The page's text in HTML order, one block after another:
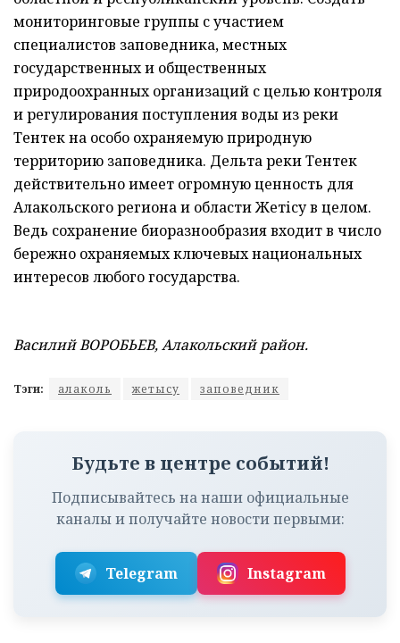
мониторинговые группы с участием
специалистов заповедника, местных
государственных и общественных
природоохранных организаций с целью контроля
и регулирования поступления воды из реки
Тентек на особо охраняемую природную
территорию заповедника. Дельта реки Тентек
действительно имеет огромную ценность для
Алакольского региона и области Жетісу в целом.
Ведь сохранение биоразнообразия входит в число
бережно охраняемых ключевых национальных
интересов любого государства.
Василий ВОРОБЬЕВ, Алакольский район.
Тэги: алаколь жетысу заповедник
Будьте в центре событий!
Подписывайтесь на наши официальные
каналы и получайте новости первыми:
Telegram Instagram